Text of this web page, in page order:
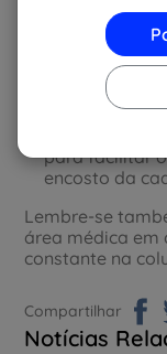
dos dois pés
parte do
Alinhe o
cabeça
inclinações
para facilitar
encosto da
Lembre-se
área médica em
constante na
Compartilhar
Notícias